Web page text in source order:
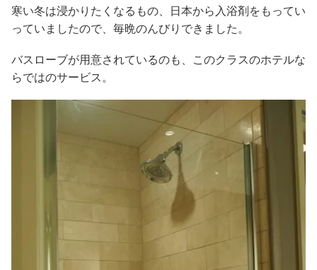
寒い冬は浸かりたくなるもの、日本から入浴剤をもってい
っていましたので、毎晩のんびりできました。
バスローブが用意されているのも、このクラスのホテルな
らではのサービス。